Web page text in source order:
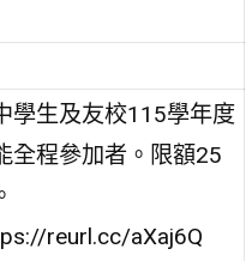
學生及友校115學年度
全程參加者。限額25
reurl.cc/aXaj6Q